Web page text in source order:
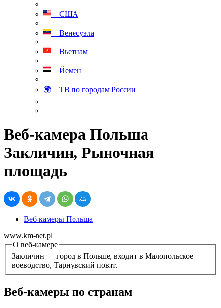
США
Венесуэла
Вьетнам
Йемен
🌍 ТВ по городам России
Веб-камера Польша
Закличин, Рыночная
площадь
Веб-камеры Польша
www.km-net.pl
О веб-камере
Закличин — город в Польше, входит в Малопольское
воеводство, Тарнувский повят.
Веб-камеры по странам